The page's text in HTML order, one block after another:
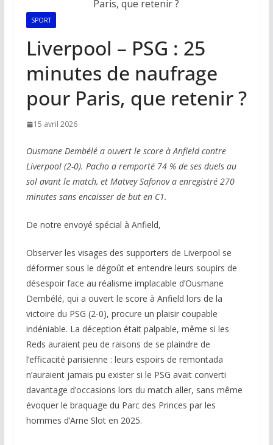
SPORT
Liverpool – PSG : 25
minutes de naufrage
pour Paris, que retenir ?
15 avril 2026
Ousmane Dembélé a ouvert le score à Anfield contre
Liverpool (2-0). Pacho a remporté 74 % de ses duels au
sol avant le match, et Matvey Safonov a enregistré 270
minutes sans encaisser de but en C1.
De notre envoyé spécial à Anfield,
Observer les visages des supporters de Liverpool se
déformer sous le dégoût et entendre leurs soupirs de
désespoir face au réalisme implacable d’Ousmane
Dembélé, qui a ouvert le score à Anfield lors de la
victoire du PSG (2-0), procure un plaisir coupable
indéniable. La déception était palpable, même si les
Reds auraient peu de raisons de se plaindre de
l’efficacité parisienne : leurs espoirs de remontada
n’auraient jamais pu exister si le PSG avait converti
davantage d’occasions lors du match aller, sans même
évoquer le braquage du Parc des Princes par les
hommes d’Arne Slot en 2025.